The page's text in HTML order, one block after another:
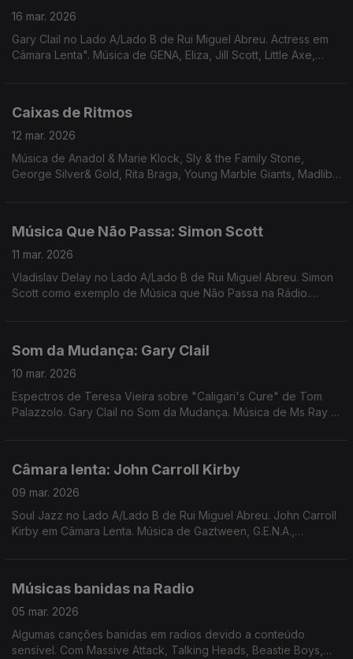
16 mar. 2026
Gary Clail no Lado A/Lado B de Rui Miguel Abreu. Actress em
Câmara Lenta". Música de GENA, Eliza, Jill Scott, Little Axe,
Caixas de Ritmos
12 mar. 2026
Música de Anadol & Marie Klock, Sly & the Family Stone,
George Silver& Gold, Rita Braga, Young Marble Giants, Madlib,
Música Que Não Passa: Simon Scott
11 mar. 2026
Vladislav Delay no Lado A/Lado B de Rui Miguel Abreu. Simon
Scott como exemplo de Música que Não Passa na Rádio.
Som da Mudança: Gary Clail
10 mar. 2026
Espectros de Teresa Vieira sobre "Caligari's Cure" de Tom
Palazzolo. Gary Clail no Som da Mudança. Música de Ms Ray &
Câmara lenta: John Carroll Kirby
09 mar. 2026
Soul Jazz no Lado A/Lado B de Rui Miguel Abreu. John Carroll
Kirby em Câmara Lenta. Música de Gaztween, G.E.N.A.,
Músicas banidas na Radio
05 mar. 2026
Algumas canções banidas em radios devido a conteúdo
sensível. Com Massive Attack, Talking Heads, Beastie Boys,